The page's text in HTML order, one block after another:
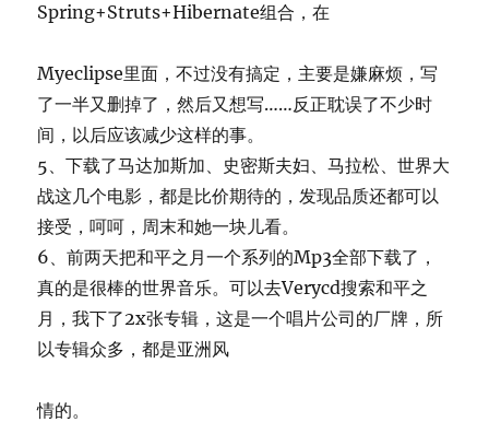
Spring+Struts+Hibernate组合，在
Myeclipse里面，不过没有搞定，主要是嫌麻烦，写
了一半又删掉了，然后又想写……反正耽误了不少时
间，以后应该减少这样的事。
5、下载了马达加斯加、史密斯夫妇、马拉松、世界大
战这几个电影，都是比价期待的，发现品质还都可以
接受，呵呵，周末和她一块儿看。
6、前两天把和平之月一个系列的Mp3全部下载了，
真的是很棒的世界音乐。可以去Verycd搜索和平之
月，我下了2x张专辑，这是一个唱片公司的厂牌，所
以专辑众多，都是亚洲风
情的。